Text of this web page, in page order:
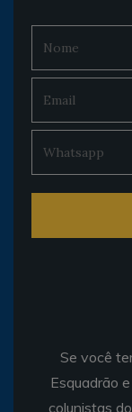
Se você
Esquadrão
colunistas